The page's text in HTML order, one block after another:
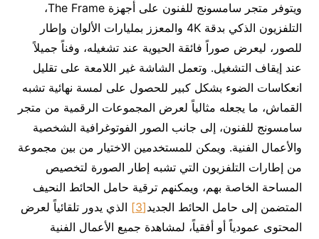
ويتوفر متجر سامسونج للفنون على أجهزة The Frame،
التلفزيون الذكي بدقة 4K والمعزز بمليارات الألوان وإطار
للصور، ليعرض صوراً فائقة الحيوية عند تشغيله، وفناً جميلاً
عند إيقاف التشغيل. وتعمل الشاشة غير اللامعة على تقليل
انعكاسات الضوء بشكل كبير للحصول على لمسة نهائية تشبه
القماش، ما يجعله مثالياً لعرض المجموعات الرقمية من متجر
سامسونج للفنون، إلى جانب الصور الفوتوغرافية الشخصية
والأعمال الفنية. ويمكن للمستخدمين الاختيار من بين مجموعة
من إطارات التلفزيون التي تشبه إطار الصورة لتخصيص
المساحة الخاصة بهم، ويمكنهم ترقية حامل الحائط النحيف
المتضمن إلى حامل الحائط الجديد[3]
الذي يدور تلقائياً لعرض
المحتوى عمودياً أو أفقياً، لمشاهدة جميع الأعمال الفنية